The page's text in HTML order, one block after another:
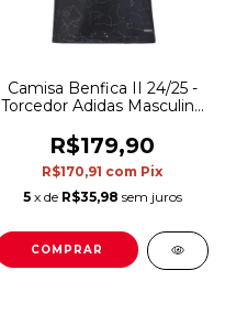
Camisa Benfica II 24/25 -
Torcedor Adidas Masculina
R$179,90
R$170,91 com Pix
5 x de R$35,98 sem juros
COMPRAR